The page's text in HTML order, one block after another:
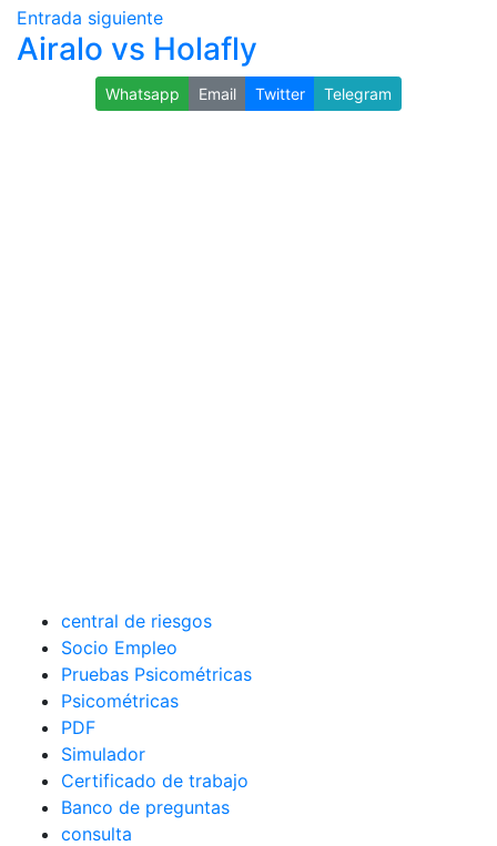
Entrada siguiente
Airalo vs Holafly
Whatsapp Email Twitter Telegram
central de riesgos
Socio Empleo
Pruebas Psicométricas
Psicométricas
PDF
Simulador
Certificado de trabajo
Banco de preguntas
consulta